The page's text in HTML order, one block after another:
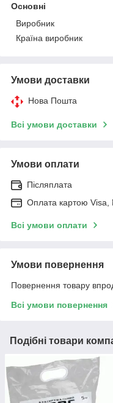
Основні
Виробник
Країна виробник
Умови доставки
Нова Пошта
Всі умови доставки
Умови оплати
Післяплата
Оплата картою Visa,
Всі умови оплати
Умови повернення
Повернення товару
Всі умови повернення
Подібні товари